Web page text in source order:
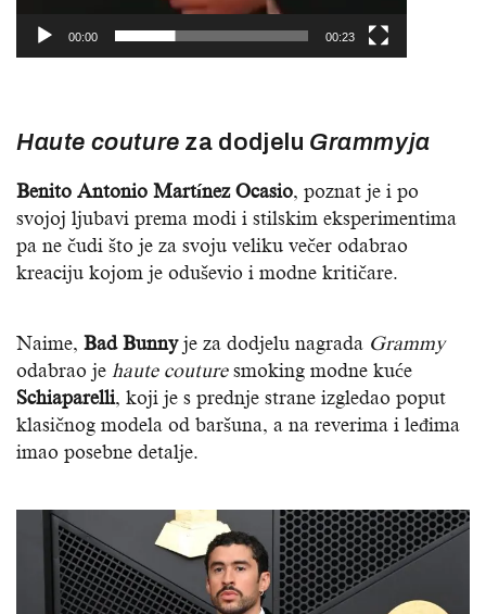
00:00 00:23
Haute couture za dodjelu Grammyja
Benito Antonio Martínez Ocasio, poznat je i po
svojoj ljubavi prema modi i stilskim eksperimentima
pa ne čudi što je za svoju veliku večer odabrao
kreaciju kojom je oduševio i modne kritičare.
Naime, Bad Bunnyje za dodjelu nagrada Grammy
odabrao je haute couturesmoking modne kuće
Schiaparelli, koji je s prednje strane izgledao poput
klasičnog modela od baršuna, a na reverima i leđima
imao posebne detalje.